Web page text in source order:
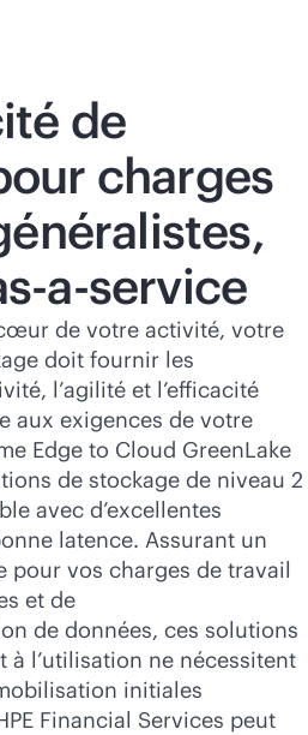
de
charges
a-service
de votre activité, votre
doit fournir les
l’agilité et l’efficacité
aux exigences de votre
Edge to Cloud GreenLake
de stockage de niveau 2
avec d’excellentes
latence. Assurant un
pour vos charges de travail
et de
de données, ces solutions
à l’utilisation ne nécessitent
initiales
Financial Services peut